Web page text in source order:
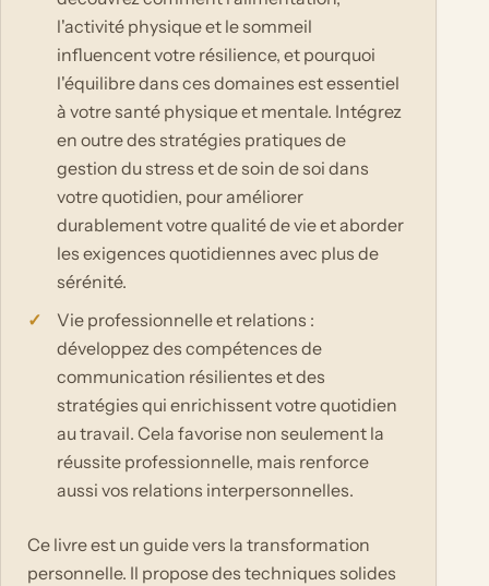
l'activité physique et le sommeil
influencent votre résilience, et pourquoi
l'équilibre dans ces domaines est essentiel
à votre santé physique et mentale. Intégrez
en outre des stratégies pratiques de
gestion du stress et de soin de soi dans
votre quotidien, pour améliorer
durablement votre qualité de vie et aborder
les exigences quotidiennes avec plus de
sérénité.
Vie professionnelle et relations :
développez des compétences de
communication résilientes et des
stratégies qui enrichissent votre quotidien
au travail. Cela favorise non seulement la
réussite professionnelle, mais renforce
aussi vos relations interpersonnelles.
Ce livre est un guide vers la transformation
personnelle. Il propose des techniques solides